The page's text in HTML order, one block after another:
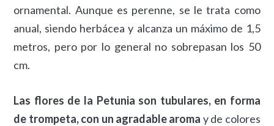
ornamental. Aunque es perenne, se le trata como
anual, siendo herbácea y alcanza un máximo de 1,5
metros, pero por lo general no sobrepasan los 50
cm.
Las flores de la Petunia son tubulares, en forma
de trompeta, con un agradable aroma y de colores